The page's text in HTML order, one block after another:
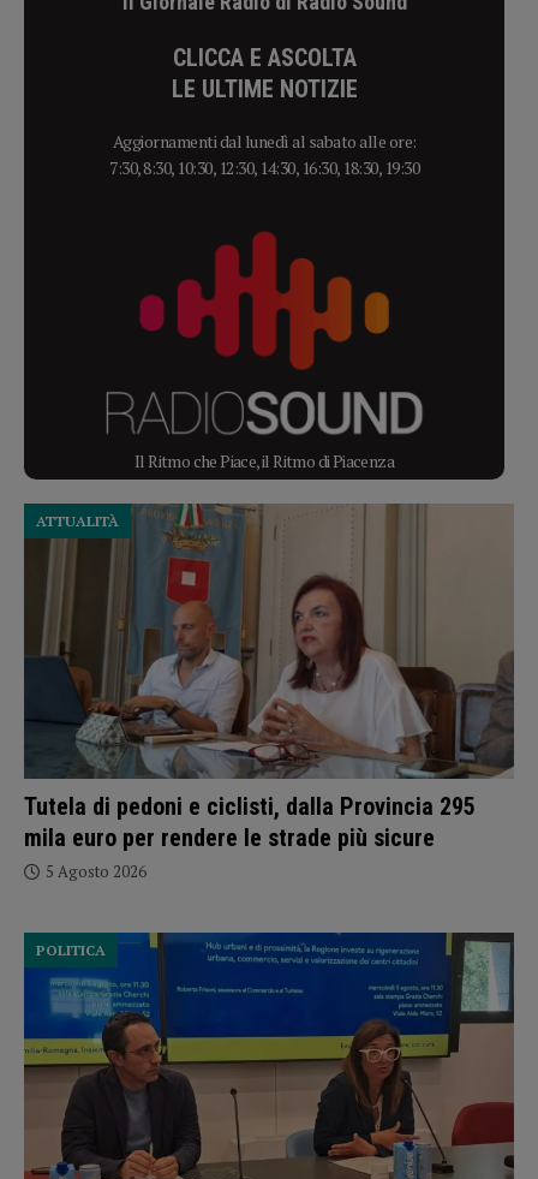
CLICCA E ASCOLTA
LE ULTIME NOTIZIE
Aggiornamenti dal lunedì al sabato alle ore:
7:30, 8:30, 10:30, 12:30, 14:30, 16:30, 18:30, 19:30
Il Ritmo che Piace, il Ritmo di Piacenza
Tutela di pedoni e ciclisti, dalla Provincia 295
mila euro per rendere le strade più sicure
ATTUALITÀ
5 Agosto 2026
POLITICA